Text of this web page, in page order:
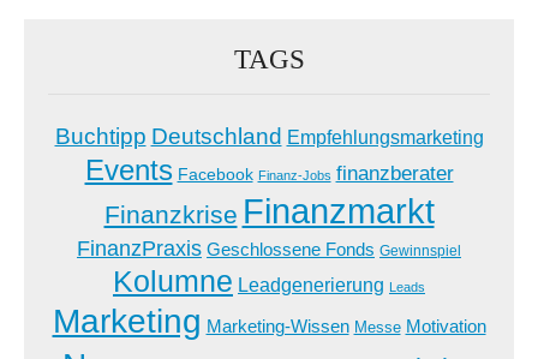
TAGS
Buchtipp Deutschland Empfehlungsmarketing
Events Facebook Finanz-Jobs finanzberater
Finanzkrise Finanzmarkt
FinanzPraxis Geschlossene Fonds Gewinnspiel
Kolumne Leadgenerierung Leads
Marketing Marketing-Wissen Messe Motivation